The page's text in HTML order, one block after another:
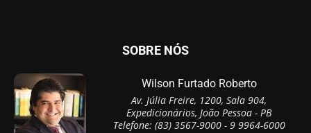
SOBRE NÓS
Wilson Furtado Roberto
Av. Júlia Freire, 1200, Sala 904,
Expedicionários, João Pessoa - PB
Telefone: (83) 3567-9000 - 9 9964-6000